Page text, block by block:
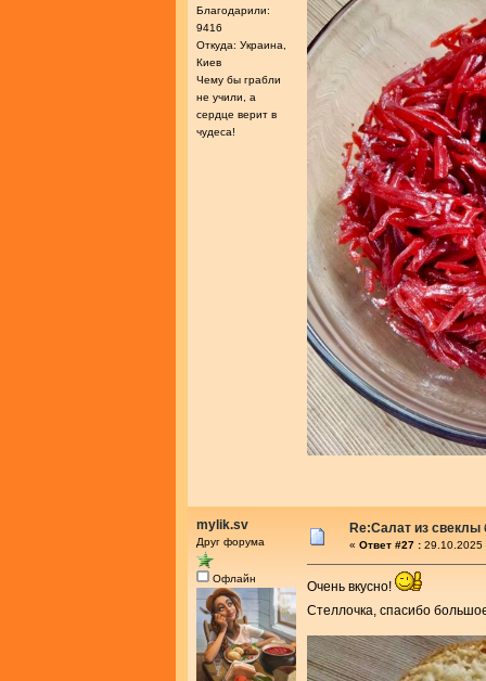
Благодарили:
9416
Откуда: Украина,
Киев
Чему бы грабли
не учили, а
сердце верит в
чудеса!
mylik.sv
Друг форума
Офлайн
Re:Салат из свеклы
« Ответ #27 : 29.10.2025
Очень вкусно!
Стеллочка, спасибо